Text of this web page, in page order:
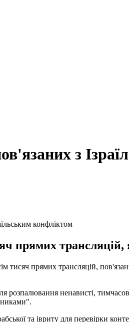
з
конфліктом
прямих трансляцій,
тисяч прямих трансляцій,
розпалювання ненависті,
та івриту для перевірки